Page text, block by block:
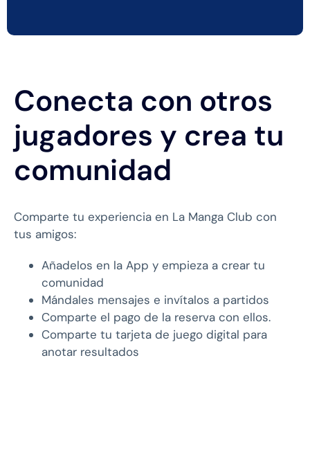
Conecta con otros
jugadores y crea tu
comunidad
Comparte tu experiencia en La Manga Club con
tus amigos:
Añadelos en la App y empieza a crear tu
comunidad
Mándales mensajes e invítalos a partidos
Comparte el pago de la reserva con ellos.
Comparte tu tarjeta de juego digital para
anotar resultados